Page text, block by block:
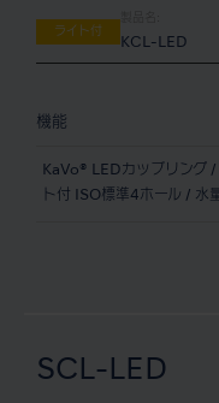
ライト付
KCL-LED
機能
KaVo® LEDカップリング /
ト付 ISO標準4ホール / 水
SCL-LED